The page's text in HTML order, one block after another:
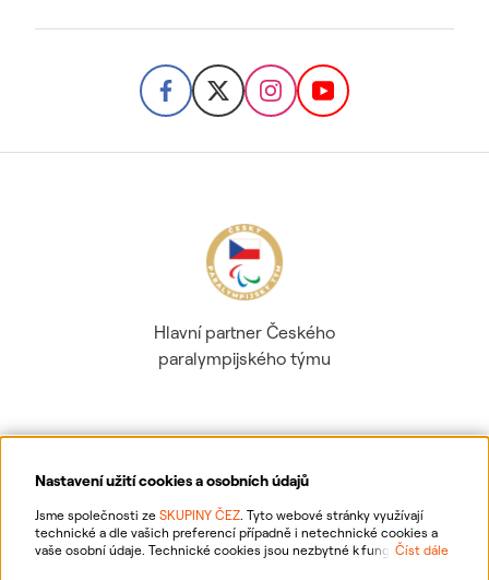
Nastavení užití cookies a osobních údajů
Jsme společnosti ze SKUPINY ČEZ. Tyto webové stránky využívají
technické a dle vašich preferencí případně i netechnické cookies a
vaše osobní údaje. Technické cookies jsou nezbytné k fungováníČíst dále
Hlavní partner Českého
paralympijského týmu
Ochrana osobních údajů
Informace o webu